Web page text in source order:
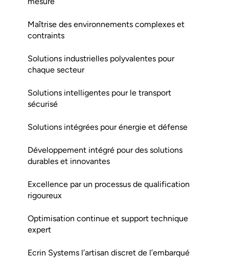
Maîtrise des environnements complexes et
contraints
Solutions industrielles polyvalentes pour
chaque secteur
Solutions intelligentes pour le transport
sécurisé
Solutions intégrées pour énergie et défense
Développement intégré pour des solutions
durables et innovantes
Excellence par un processus de qualification
rigoureux
Optimisation continue et support technique
expert
Ecrin Systems l’artisan discret de l’embarqué